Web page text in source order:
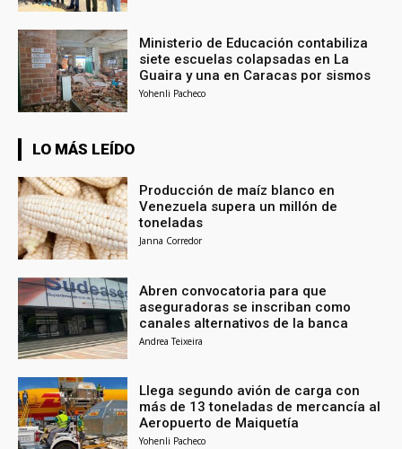
Ministerio de Educación contabiliza
siete escuelas colapsadas en La
Guaira y una en Caracas por sismos
Yohenli Pacheco
LO MÁS LEÍDO
Producción de maíz blanco en
Venezuela supera un millón de
toneladas
Janna Corredor
Abren convocatoria para que
aseguradoras se inscriban como
canales alternativos de la banca
Andrea Teixeira
Llega segundo avión de carga con
más de 13 toneladas de mercancía al
Aeropuerto de Maiquetía
Yohenli Pacheco